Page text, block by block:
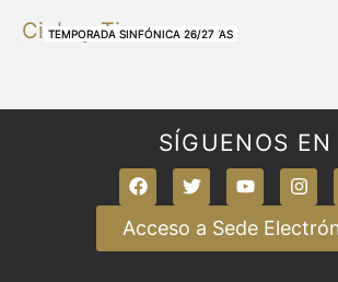
NUESTRAS BANDAS Y ORQUESTAS
NUESTRAS BANDAS Y ORQUESTAS
OTRAS MÚSICAS
NUESTRAS BANDAS Y ORQUESTAS
NUESTRAS BANDAS Y ORQUESTAS
TEMPORADA SINFÓNICA 26/27
TEMPORADA SINFÓNICA 26/27
TEMPORADA SINFÓNICA 26/27
Cielo y Tierra
TEMPORADA SINFÓNICA 26/27
SÍGUENOS EN
Acceso a Sede